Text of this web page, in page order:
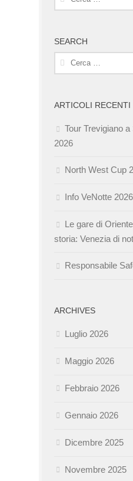
per:
SEARCH
Ricerca
per:
ARTICOLI RECENTI
Tour Trevigiano
2026
North West Cup
Info VeNotte 2026
Le gare di
storia: Venezia di
Responsabile
ARCHIVES
Luglio 2026
Maggio 2026
Febbraio 2026
Gennaio 2026
Dicembre 2025
Novembre 2025